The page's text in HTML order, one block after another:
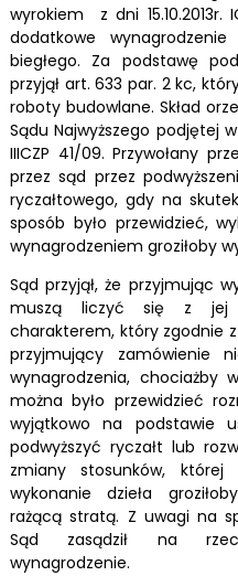
wyrokiem z dni 15.10.2013r.
dodatkowe
biegłego. Za podstawę
przyjął art. 633 par. 2 kc,
roboty budowlane. Skład
Sądu Najwyższego podjętej
IIICZP 41/09. Przywołany
przez sąd przez
ryczałtowego, gdy na
sposób było przewidzieć,
wynagrodzeniem groziłoby
Sąd przyjął, że przyjmując
muszą liczyć się z jej
charakterem, który zgodnie
przyjmujący zamówienie
wynagrodzenia,
można było przewidzieć
wyjątkowo na podstawie
podwyższyć ryczałt lub
zmiany stosunków, której
wykonanie dzieła
rażącą stratą. Z uwagi na
Sąd zasądził na
wynagrodzenie.